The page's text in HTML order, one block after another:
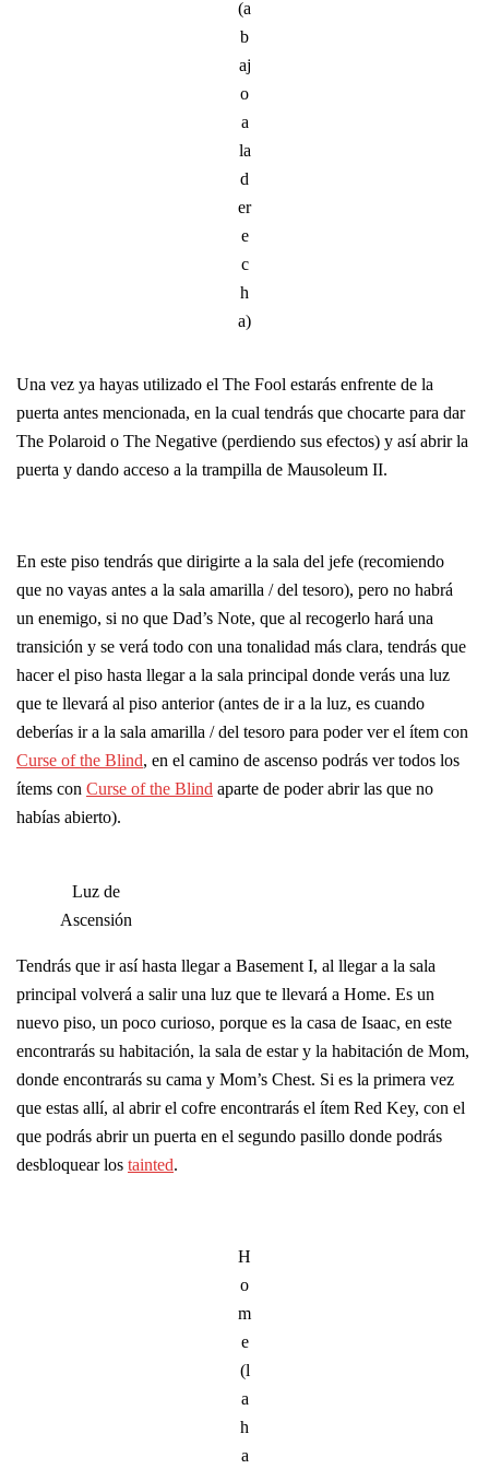
(a
b
aj
o
a
la
d
er
e
c
h
a)
Una vez ya hayas utilizado el The Fool estarás enfrente de la
puerta antes mencionada, en la cual tendrás que chocarte para dar
The Polaroid o The Negative (perdiendo sus efectos) y así abrir la
puerta y dando acceso a la trampilla de Mausoleum II.
En este piso tendrás que dirigirte a la sala del jefe (recomiendo
que no vayas antes a la sala amarilla / del tesoro), pero no habrá
un enemigo, si no que Dad’s Note, que al recogerlo hará una
transición y se verá todo con una tonalidad más clara, tendrás que
hacer el piso hasta llegar a la sala principal donde verás una luz
que te llevará al piso anterior (antes de ir a la luz, es cuando
deberías ir a la sala amarilla / del tesoro para poder ver el ítem con
Curse of the Blind, en el camino de ascenso podrás ver todos los
ítems con Curse of the Blind aparte de poder abrir las que no
habías abierto).
Luz de
Ascensión
Tendrás que ir así hasta llegar a Basement I, al llegar a la sala
principal volverá a salir una luz que te llevará a Home. Es un
nuevo piso, un poco curioso, porque es la casa de Isaac, en este
encontrarás su habitación, la sala de estar y la habitación de Mom,
donde encontrarás su cama y Mom’s Chest. Si es la primera vez
que estas allí, al abrir el cofre encontrarás el ítem Red Key, con el
que podrás abrir un puerta en el segundo pasillo donde podrás
desbloquear los tainted.
H
o
m
e
(l
a
h
a